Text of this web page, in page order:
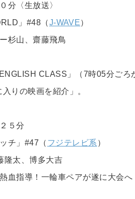
分〈生放送〉
」#48（J-WAVE）
杉山、齋藤飛鳥
CLASS」（7時05分ごろ
りの映画を紹介」。
５分
チ」#47（ フジテレビ系 ）
隆太、博多大吉
血指導！一輪車ペアが遂に大会